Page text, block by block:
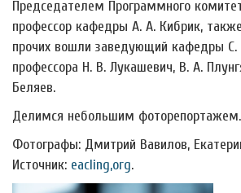
Председателем Программного
профессор кафедры А. А. Кибрик,
прочих вошли заведующий кафедры С.
профессора Н. В. Лукашевич, В. А.
Беляев.
Делимся небольшим фоторепортажем.
Фотографы: Дмитрий Вавилов,
Источник: eacling,org.